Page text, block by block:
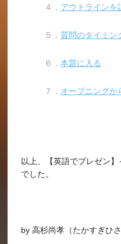
４． アウトラインを
５． 質問のタイミン
６． 本題に入る
７． オープニングか
以上、【英語でプレゼン
でした。
by 高杉尚孝（たかすぎひさ